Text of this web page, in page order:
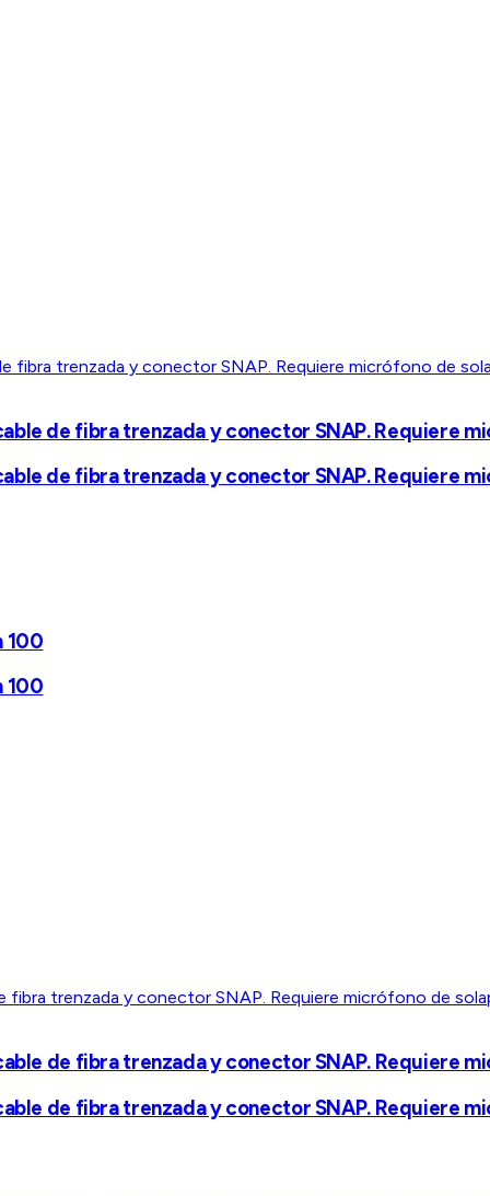
de fibra trenzada y conector SNAP. Requiere
de fibra trenzada y conector SNAP. Requiere
100
100
de fibra trenzada y conector SNAP. Requiere
de fibra trenzada y conector SNAP. Requiere